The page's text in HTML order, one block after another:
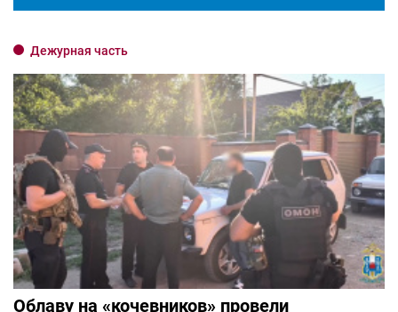
Дежурная часть
Облаву на «кочевников» провели